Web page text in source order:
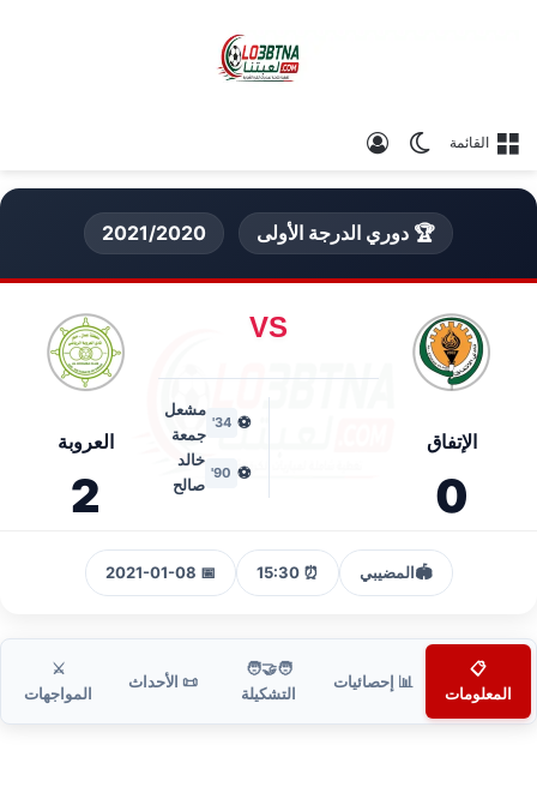
القائمة الوضع المظلم
🏆 دوري الدرجة الأولى 2021/2020
الإتفاق
0
VS
⚽
34'
مشعل
جمعة
⚽
90'
خالد
صالح
العروبة
2
🏟️المضيبي ⏰ 15:30
📅 2021-01-08
📋
المعلومات
📊 إحصائيات
🧑‍🤝‍🧑
التشكيلة
📜 الأحداث
⚔️
المواجهات